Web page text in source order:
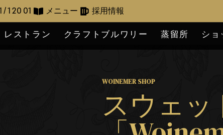
/ 1 20 01 メニュー 採用情報
レストラン クラフトブルワリー 蒸留所 ショ
WOINEMER SHOP
スウェッ